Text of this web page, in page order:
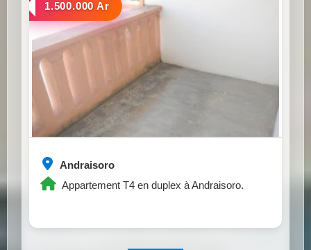
Andraisoro
Appartement T4 en duplex à Andraisoro.
a louer
1.500.000 Ar